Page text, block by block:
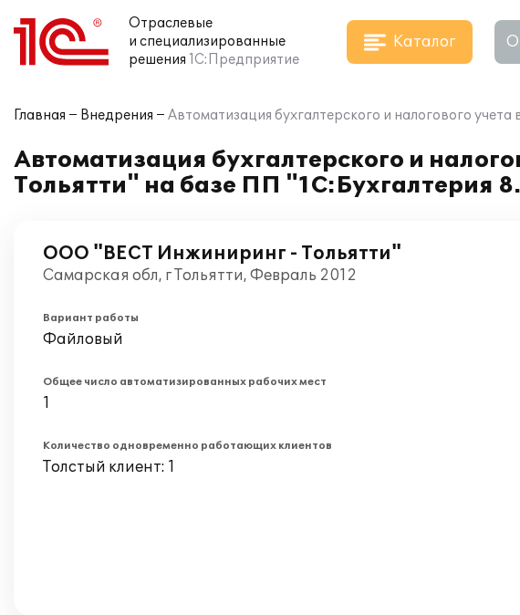
Отраслевые
и специализированные
решения 1С:Предприятие
Каталог О
Главная Внедрения Автоматизация бухгалтерского и налогового
Автоматизация бухгалтерского и
Тольятти" на базе ПП "1С:Бухгалтерия
ООО "ВЕСТ Инжиниринг - Тольятти"
Самарская обл, г Тольятти, Февраль 2012
Вариант работы
Файловый
Общее число автоматизированных рабочих мест
1
Количество одновременно работающих клиентов
Толстый клиент: 1